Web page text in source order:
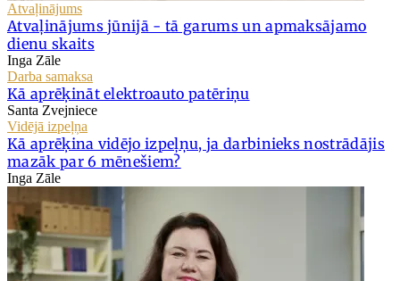
Atvaļinājums
Atvaļinājums jūnijā - tā garums un apmaksājamo
dienu skaits
Inga Zāle
Darba samaksa
Kā aprēķināt elektroauto patēriņu
Santa Zvejniece
Vidējā izpeļņa
Kā aprēķina vidējo izpeļņu, ja darbinieks nostrādājis
mazāk par 6 mēnešiem?
Inga Zāle